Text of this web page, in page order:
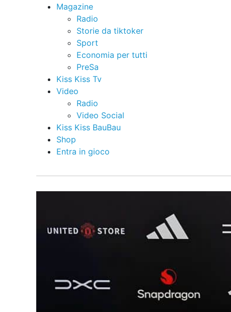
Magazine
Radio
Storie da tiktoker
Sport
Economia per tutti
PreSa
Kiss Kiss Tv
Video
Radio
Video Social
Kiss Kiss BauBau
Shop
Entra in gioco